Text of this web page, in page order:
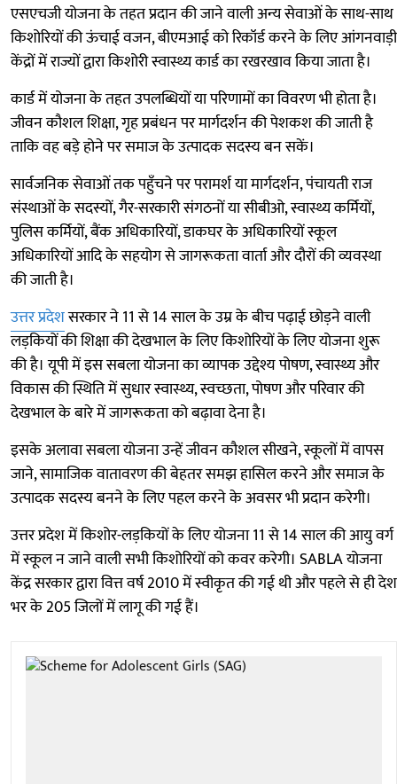
एसएचजी योजना के तहत प्रदान की जाने वाली अन्य सेवाओं के साथ-साथ
किशोरियों की ऊंचाई वजन, बीएमआई को रिकॉर्ड करने के लिए आंगनवाड़ी
केंद्रों में राज्यों द्वारा किशोरी स्वास्थ्य कार्ड का रखरखाव किया जाता है।
कार्ड में योजना के तहत उपलब्धियों या परिणामों का विवरण भी होता है।
जीवन कौशल शिक्षा, गृह प्रबंधन पर मार्गदर्शन की पेशकश की जाती है
ताकि वह बड़े होने पर समाज के उत्पादक सदस्य बन सकें।
सार्वजनिक सेवाओं तक पहुँचने पर परामर्श या मार्गदर्शन, पंचायती राज
संस्थाओं के सदस्यों, गैर-सरकारी संगठनों या सीबीओ, स्वास्थ्य कर्मियों,
पुलिस कर्मियों, बैंक अधिकारियों, डाकघर के अधिकारियों स्कूल
अधिकारियों आदि के सहयोग से जागरूकता वार्ता और दौरों की व्यवस्था
की जाती है।
उत्तर प्रदेशसरकार ने 11 से 14 साल के उम्र के बीच पढ़ाई छोड़ने वाली
लड़कियों की शिक्षा की देखभाल के लिए किशोरियों के लिए योजना शुरू
की है। यूपी में इस सबला योजना का व्यापक उद्देश्य पोषण, स्वास्थ्य और
विकास की स्थिति में सुधार स्वास्थ्य, स्वच्छता, पोषण और परिवार की
देखभाल के बारे में जागरूकता को बढ़ावा देना है।
इसके अलावा सबला योजना उन्हें जीवन कौशल सीखने, स्कूलों में वापस
जाने, सामाजिक वातावरण की बेहतर समझ हासिल करने और समाज के
उत्पादक सदस्य बनने के लिए पहल करने के अवसर भी प्रदान करेगी।
उत्तर प्रदेश में किशोर-लड़कियों के लिए योजना 11 से 14 साल की आयु वर्ग
में स्कूल न जाने वाली सभी किशोरियों को कवर करेगी। SABLA योजना
केंद्र सरकार द्वारा वित्त वर्ष 2010 में स्वीकृत की गई थी और पहले से ही देश
भर के 205 जिलों में लागू की गई हैं।